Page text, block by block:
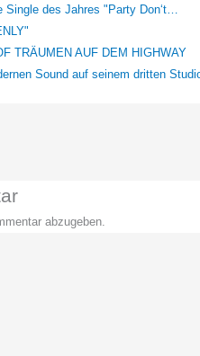
Single des Jahres "Party Don‘t…
TRÄUMEN AUF DEM HIGHWAY
Sound auf seinem dritten
abzugeben.